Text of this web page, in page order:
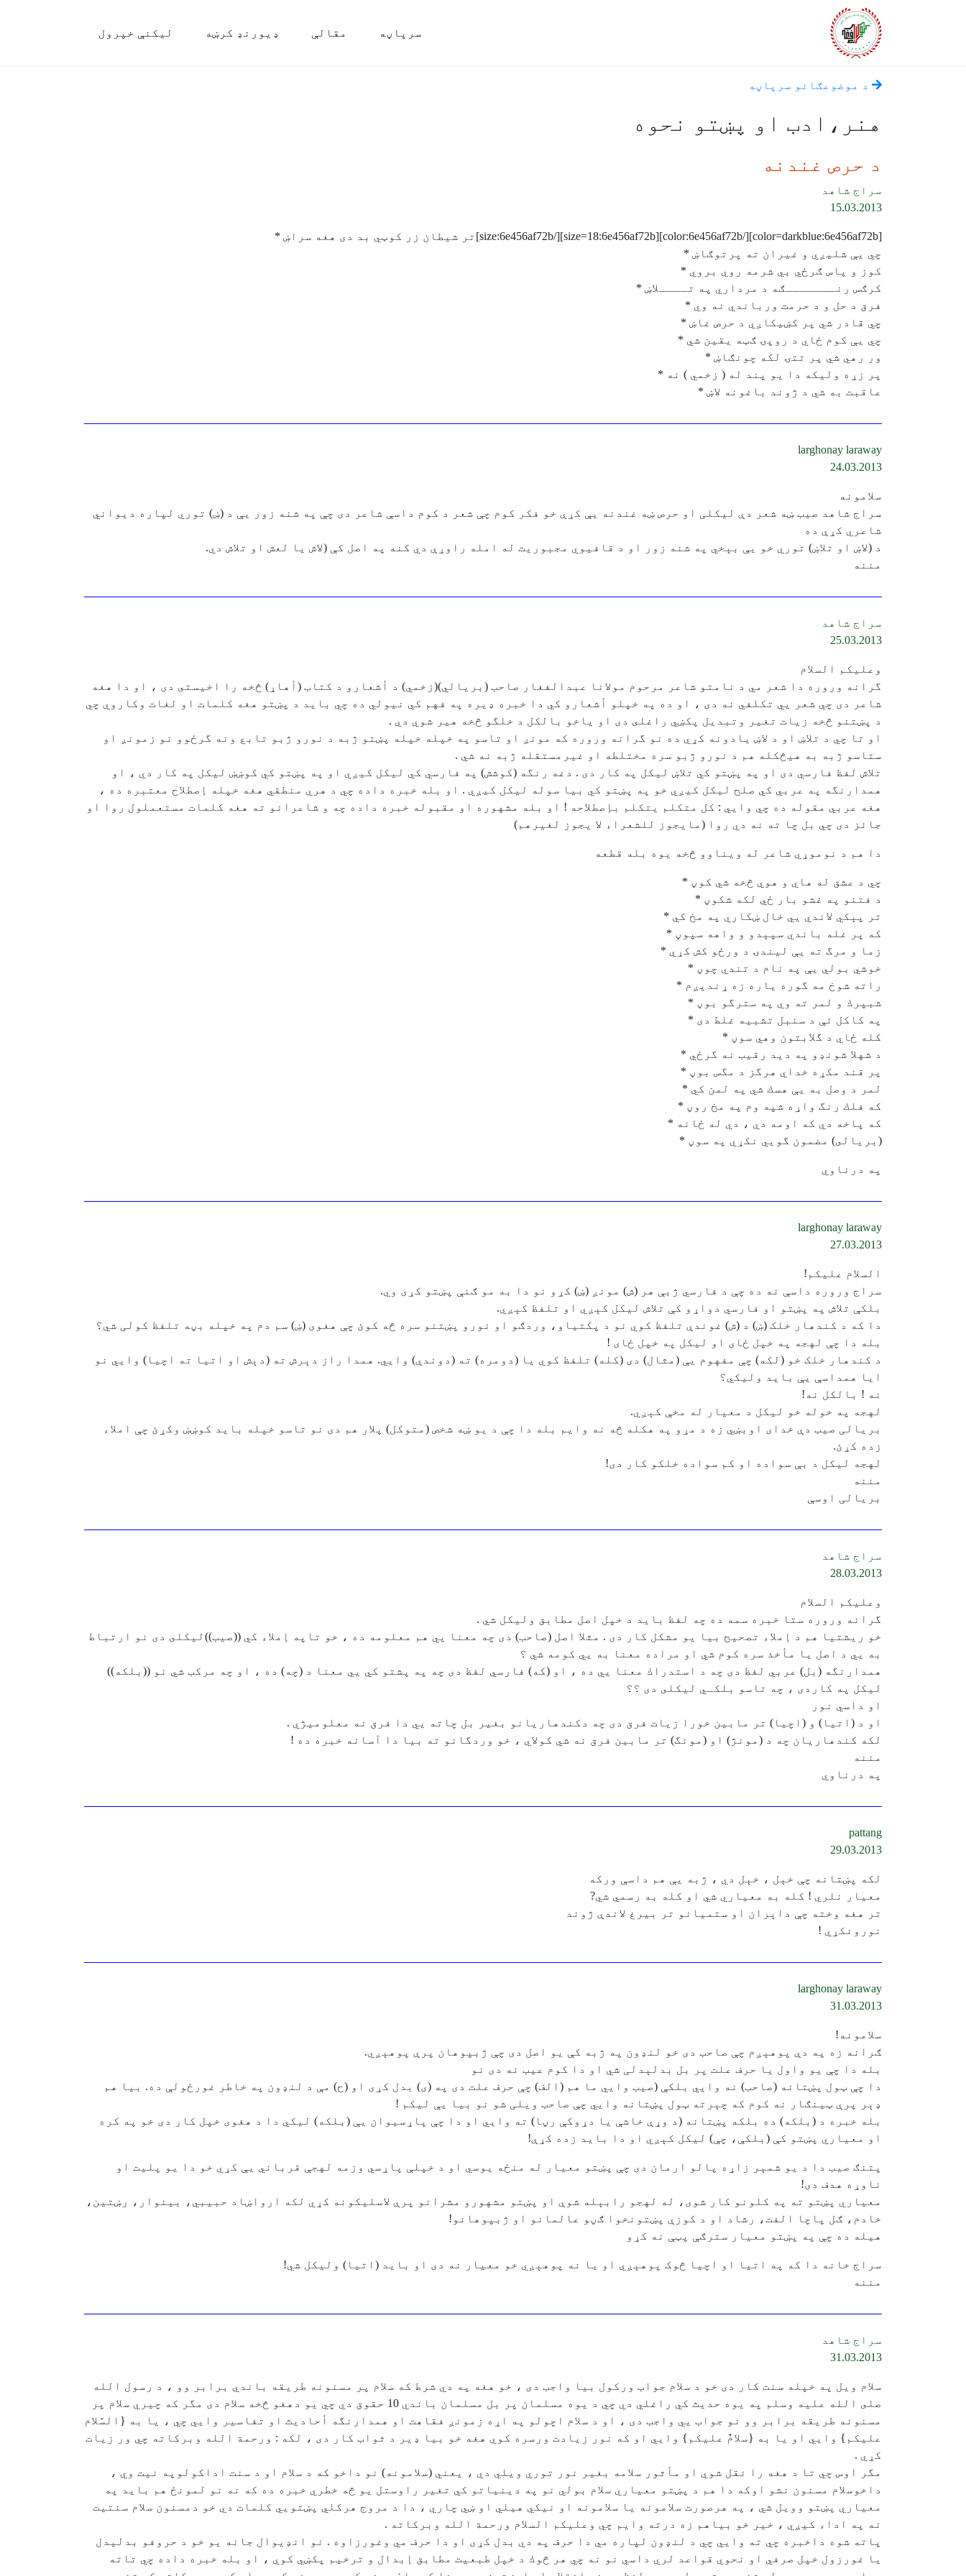
سرپاڼه مقالې ډیورنډ کرښه لیکنې خپرول
د موضوعګانو سرپاڼه
هنر،‌ادب او پښتو نحوه
د حرص غندنه
سراج شاهد
15.03.2013
[color=darkblue:6e456af72b][/color:6e456af72b][size=18:6e456af72b][/size:6e456af72b]تر شيطان زر كوټي بد دى هغه سراښ *
چي يې شليږي و غيران ته پرتوګاښ *
كوز و پاس ګرځي بي شرمه روي بروي *
كرګس رنـــــــګه د مرداري په تــــلاښ *
فرق د حل و د حرمت ورباندي نه وي *
چي قادر شي پر كښيكاږي د حرص غاښ *
چي يې كوم ځاي د روپۍ ګټه يقين شي *
ور رهي شي پر تتۍ لكه چونګاښ *
پر زړه وليكه دا يو پند له ( زخمي ) نه *
عاقبت به شي د ژوند باغونه لاښ *
larghonay laraway
24.03.2013
سلامونه
سراج شاهد صيب ښه شعر دې ليکلی او حرص ښه غندنه يې کړې خو فکر کوم چې شعر د کوم داسې شاعر دی چې په شنه زور يې د (ښ) توري لپاره ديواني
شاعري کړې ده
د (لاښ او تلاښ) توري خو يې بېخي په شنه زور او د قافيوي مجبوريت له امله راوړې دي کنه په اصل کې (لاش يا لعش او تلاش دي.
مننه
سراج شاهد
25.03.2013
وعليكم السلام
گرانه وروره دا شعر مي د نامتو شاعر مرحوم مولانا عبدالفغار صاحب (بريالي)(زخمي) د أشعارو د كتاب (أهاړ) څخه را اخيستى دى ، او دا هغه
شاعر دى چي شعر يي تكلفي نه دى ، او ده په خپلو أشعارو كي دا خبره ډيره په فهم كي نيولي ده چي بايد د پښتو هغه كلمات او لغات وكاروي چي
د پښتنو څخه زيات تغير وتبديل پكښي راغلى دى او ياخو بالكل د خلگو څخه هير شوي دي .
او تا چي د تلاښ او د لاښ يادونه كړي ده نو گرانه وروره كه مونږ او تاسو په خپله خپله پښتو ژبه د نورو ژبو تابع ونه گرځوو نو زمونږ او
ستاسو ژبه به هيڅكله هم د نورو ژبو سره مختلطه او غيرمستقله ژبه نه شي .
تلاش لفظ فارسي دى او په پښتو كي تلاښ ليكل په كار دى . دغه رنگه (كوشش) په فارسي كي ليكل كيږي او په پښتو كي كوښښ ليكل په كار دي ، او
همدارنگه په عربي كي صلح ليكل كيږي خو په پښتو كي بيا سوله ليكل كيږي . او بله خبره داده چي د هري منطقي هغه خپله إصطلاح معتبره ده ،
هغه عربي مقوله ده چي وايي : كل متكلم يتكلم بإصطلاحه ! او بله مشهوره او مقبوله خبره داده چه و شاعرانو ته هغه كلمات مستعملول روا او
جائز دى چي بل چا ته نه دي روا (مايجوز للشعراء لا يجوز لغيرهم)
دا هم د نوموړي شاعر له ويناوو څخه يوه بله قطعه
چي د عشق له هاي و هوي څخه شي كوڼ *
د فتنو په غشو بار ځي لكه شكوڼ *
تر پېكي لاندي يي خال ښكاري په مخ كي *
كه پر غله باندي سپېدو و واهه سپوڼ *
زما و مرگ ته يې ليندۍ د ورځو كش كړي *
خوشي بولي يې په نام د تندي چوڼ *
راته شوخ مه گوره ياره زه ړنديږم *
شبپرك و لمر ته وي په سترگو بوڼ *
په كاكل ئې د سنبل تشبيه غلط دى *
كله ځاي د گلابتون وهي سوڼ *
د شهلا شونډو په ديد رقيب نه گرځي *
پر قند مكړه خداي هرگز د مگس بوڼ *
لمر د وصل به يې هسك شي په لمن كي *
كه فلك رنگ واړه شپه وم په مخ روڼ *
كه پاخه دي كه اومه دي ، دي له ځانه *
(بريالى) مضمون گويي نكړي په سوڼ *
په درناوي
larghonay laraway
27.03.2013
السلام عليکم!
سراج وروره داسې نه ده چې د فارسي ژبې هر (ش) مونږ (ښ) کړو نو دا به مو ګنې پښتو کړی وي.
بلکې تلاش په پښتو او فارسي دواړو کې تلاش ليکل کېږي او تلفظ کېږي.
دا که د کندهار خلک (ښ) د (ش) غوندې تلفظ کوي نو د پکتياو، وردګو او نورو پښتنو سره څه کوئ چې هغوی (ښ) سم دم په خپله بڼه تلفظ کولی شي؟
بله دا چې لهجه په خپل ځای او ليکل په خپل ځای !
د کندهار خلک خو (لکه) چې مفهوم يې (مثال) دی (کله) تلفظ کوي يا (دومره) ته (دوندې) وايي. همدا راز دېرش ته (دېش او اتيا ته اچيا) وايي نو
ايا همداسې يې بايد وليکي؟
نه ! بالکل نه!
لهجه په خوله خو ليکل د معيار له مخې کېږي.
بريالی صيب دې خدای اوبښي زه د مړو په هکله څه نه وايم بله دا چې د يو ښه شخص (متوکل) پلار هم دی نو تاسو خپله بايد کوښښ وکړئ چې املاء
زده کړئ.
لهجه ليکل د بې سواده او کم سواده خلکو کار دی!
مننه
بريالی اوسې
سراج شاهد
28.03.2013
وعليكم السلام
گرانه وروره ستا خبره سمه ده چه لفظ بايد د خپل اصل مطابق وليكل شي .
خو ريشتيا هم د إملاء تصحيح بيا يو مشكل كار دى . مثلا اصل (صاحب) دى چه معنا يي هم معلومه ده ، خو تاپه إملاء كي ((صيب))ليكلى دى نو ارتباط
به يي د اصل يا مأخذ سره كوم شي او مراده معنا به يي كومه شي ؟
همدارنگه (بل) عربي لفظ دى چه د استدراك معنا يي ده ، او (كه) فارسي لفظ دى چه په پشتو كي يي معنا د (چه) ده ، او چه مركب شي نو ((بلكه))
ليكل په كاردى ، چه تاسو بلكـي ليكلى دى ؟؟
او داسي نور
او د (اتيا) و (اچيا) تر مابين خورا زيات فرق دى چه دكندهاريانو بغير بل چاته يي دا فرق نه معلوميژي .
لكه كندهاريان چه د (مونژ) او (مونگ) تر مابين فرق نه شي كولاي ، خو وردگانو ته بيا دا آسانه خبره ده !
مننه
په درناوي
pattang
29.03.2013
لکه پښتانه چې خېل ، خېل دي ، ژبه يې هم داسې ورکه
معيار نلري ! کله به معياري شي او کله به رسمي شي?
تر هغه وخته چې داېران او ستميانو تر بيرغ لاندې ژوند
نورونکړي !
larghonay laraway
31.03.2013
سلامونه!
ګرانه زه په دې پوهېږم چې صاحب دی خو لنډون په ژبه کې يو اصل دی چې ژبپوهان پرې پوهېږي.
بله دا چې يو واول يا حرف علت پر بل بدلېدلی شي او دا کوم عيب نه دی نو
دا چې ټول پښتانه (صاحب) نه وايي بلکې (صيب وايي ما هم (الف) چې حرف علت دی په (ی) بدل کړی او (ح) مې د لنډون په خاطر غورځولې ده. بيا هم
ډېر پرې ټينګار نه کوم که چېرته ټول پښتانه وايي چې صاحب ويلی شو نو بيا يې ليکم !
بله خبره د (بلکه) ده بلکه پښتانه (د وړې خاشې يا دړوکې رڼا) ته وايي او دا چې پاړسيوان يې (بلکه) ليکي دا د هغوی خپل کار دی خو په کره
او معياري پښتو کې (بلکې، چې) ليکل کېږي او دا بايد زده کړې!
پتنګ صيب دا د يو شمېر زاړه پالو ارمان دی چې پښتو معيار له منځه يوسي او د خپلې پاړسي وزمه لهجې قرباني يې کړي خو دا يو پليت او
ناوړه هدف دی!
معياري پښتو ته په کلونو کار شوی، له لهجو رابېله شوې او پښتو مشهورو مشرانو پرې لاسليکونه کړي لکه ارواښاد حبيبي، بينوار، رښتين،
خادم، ګل پاچا الفت، رشاد او د کوزې پښتونخوا ګڼو عالمانو او ژبپوهانو!
هيله ده چې په پښتو معيار سترګې پټې نه کړو
سراج خانه دا که په اتيا او اچيا څوک پوهېږي او يا نه پوهېږي خو معيار نه دی او بايد (اتيا) وليکل شي!
مننه
سراج شاهد
31.03.2013
سلام ويل په خپله سنت كار دى خو د سلام جواب وركول بيا واجب دى ، خو هغه په دي شرط كه سلام پر مسنونه طريقه باندي برابر وو ، د رسول الله
صلى الله عليه وسلم په يوه حديث كي راغلي دي چي د يوه مسلمان پر بل مسلمان باندي 10 حقوق دي چي يو دهغو څخه سلام دى مگر كه چيري سلام پر
مسنونه طريقه برابر وو نو جواب يي واجب دى ، او د سلام اچولو په اړه زمونږ فقاهت او همدارنگه أحاديث او تفاسير وايي چي ، يا به {السَّلام
عليكم} وايي او يا به {سلامٌ عليكم} وايي او كه نور زيادت ورسره كوي هغه خو بيا ډير د ثواب كار دى ، لكه : ورحمة الله وبركاته چي ور زيات
كړي .
مگر اوس چي تا د هغه را نقل شوي او مأثور سلامه بغير نور توري ويلي دي ، يعني (سلامونه) نو داخو كه د سلام او د سنت اداكولوپه نيت وي ،
داخوسلام مسنون نشو اوكه دا هم د پښتو معياري سلام بولي نو په دينياتو كي تغير راوستل يو څه خطري خبره ده كه نه نو لمونځ هم بايد په
معياري پښتو وويل شي ، په هرصورت سلامونه يا سلامونه او نيكي هيلي او ښي چاري ، دا د مروج هركلي پښتويي كلمات دي خو دمسنون سلام سنتيت
نه په اداء كيږي ، خير خو بياهم زه درته وايم چي وعليكم السلام ورحمة الله وبركاته .
پاته شوه داخبره چي ته وايي چي د لنډون لپاره مي دا حرف په دي بدل كړى او دا حرف مي وغورزاوه . نو انډيوال جانه يو خو د حروفو بدليدل
يا غورزول خپل صرفي او نحوي قواعد لري داسي نو نه چي هر څوك د خپل طبعيت مطابق إبدال و ترخيم پكښي كوي ، او بله خبره داده چي تاته